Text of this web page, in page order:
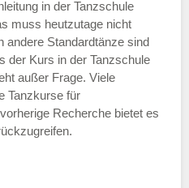
—
HINZUFÜGEN
in der Tanzschule
muss heutzutage nicht
andere Standardtänze sind
der Kurs in der Tanzschule
außer Frage. Viele
Tanzkurse für
Recherche bietet es